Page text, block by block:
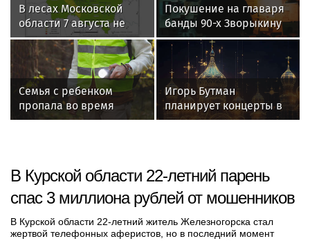
В лесах Московской
области 7 августа не
зафиксировали
возгораний
Покушение на главаря
банды 90-х Зворыкину
привело к раскрытию
13 убийств
Семья с ребенком
пропала во время
сплава по реке Кан в
Игорь Бутман
планирует концерты в
Бразилии и Никарагуа
В Курской области 22-летний парень
спас 3 миллиона рублей от мошенников
В Курской области 22-летний житель Железногорска стал
жертвой телефонных аферистов, но в последний момент